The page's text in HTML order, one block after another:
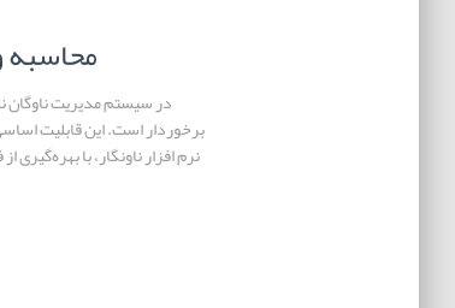
در سیستم مدیریت ناوگان
برخوردار است. این قابلیت
نرم افزار ناونگار، با